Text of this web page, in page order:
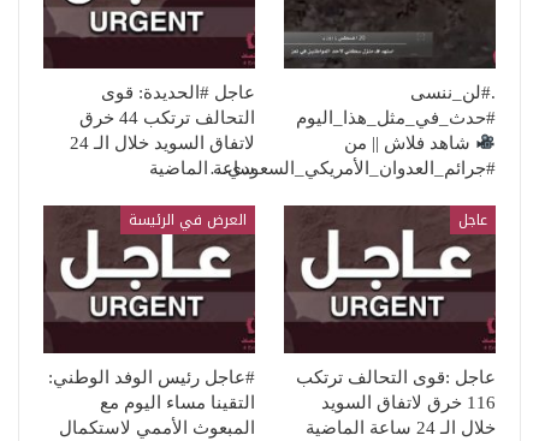
.#لن_ننسى
#حدث_في_مثل_هذا_اليوم
شاهد فلاش || من
#جرائم_العدوان_الأمريكي_السعودي…
عاجل #الحديدة: قوى
التحالف ترتكب 44 خرق
لاتفاق السويد خلال الـ 24
ساعة الماضية
عاجل
عاجل :قوى التحالف ترتكب
116 خرق لاتفاق السويد
خلال الـ 24 ساعة الماضية
العرض في الرئيسة
#عاجل ‏رئيس الوفد الوطني:
التقينا مساء اليوم مع
المبعوث الأممي لاستكمال